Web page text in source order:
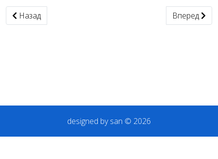
Предыдущий: Запуск программы как сервис
Назад Вперед
designed by san © 2026